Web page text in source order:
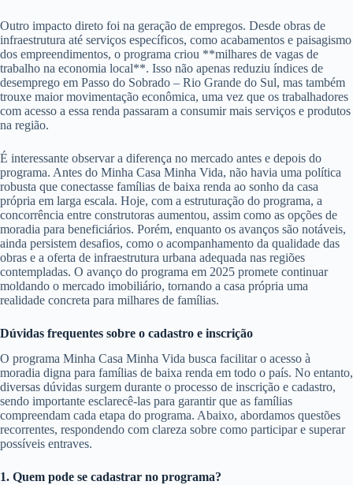
Outro impacto direto foi na geração de empregos. Desde obras de
infraestrutura até serviços específicos, como acabamentos e paisagismo
dos empreendimentos, o programa criou **milhares de vagas de
trabalho na economia local**. Isso não apenas reduziu índices de
desemprego em Passo do Sobrado – Rio Grande do Sul, mas também
trouxe maior movimentação econômica, uma vez que os trabalhadores
com acesso a essa renda passaram a consumir mais serviços e produtos
na região.
É interessante observar a diferença no mercado antes e depois do
programa. Antes do Minha Casa Minha Vida, não havia uma política
robusta que conectasse famílias de baixa renda ao sonho da casa
própria em larga escala. Hoje, com a estruturação do programa, a
concorrência entre construtoras aumentou, assim como as opções de
moradia para beneficiários. Porém, enquanto os avanços são notáveis,
ainda persistem desafios, como o acompanhamento da qualidade das
obras e a oferta de infraestrutura urbana adequada nas regiões
contempladas. O avanço do programa em 2025 promete continuar
moldando o mercado imobiliário, tornando a casa própria uma
realidade concreta para milhares de famílias.
Dúvidas frequentes sobre o cadastro e inscrição
O programa Minha Casa Minha Vida busca facilitar o acesso à
moradia digna para famílias de baixa renda em todo o país. No entanto,
diversas dúvidas surgem durante o processo de inscrição e cadastro,
sendo importante esclarecê-las para garantir que as famílias
compreendam cada etapa do programa. Abaixo, abordamos questões
recorrentes, respondendo com clareza sobre como participar e superar
possíveis entraves.
1. Quem pode se cadastrar no programa?